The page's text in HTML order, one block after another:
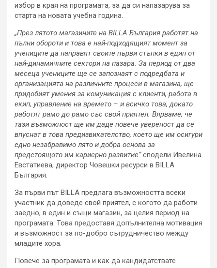
избор в края на програмата, за да си напазарува за
старта на новата учебна година.
„През лятото магазините на BILLA България работят на
пълни обороти и това е най-подходящият момент за
учениците да направят своите първи стъпки в един от
най-динамичните сектори на пазара. За период от два
месеца учениците ще се запознаят с подредбата и
организацията на различните процеси в магазина, ще
придобият умения за комуникация с клиенти, работа в
екип, управление на времето – и всичко това, докато
работят рамо до рамо със свой приятел. Вярваме, че
тази възможност ще им даде повече увереност да се
впуснат в това предизвикателство, което ще им осигури
едно незабравимо лято и добра основа за
предстоящото им кариерно развитие“сподели Ивелина
Евстатиева, директор Човешки ресурси в BILLA
България.
За първи път BILLA предлага възможността всеки
участник да доведе свой приятел, с когото да работи
заедно, в един и същи магазин, за целия период на
програмата. Това предоставя допълнителна мотивация
и възможност за по-добро сътрудничество между
младите хора.
Повече за програмата и как да кандидатствате